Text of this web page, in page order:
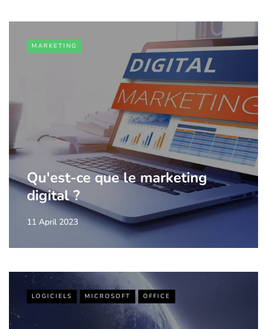
MARKETING
Qu'est-ce que le marketing
digital ?
11 April 2023
LOGICIELS MICROSOFT OFFICE